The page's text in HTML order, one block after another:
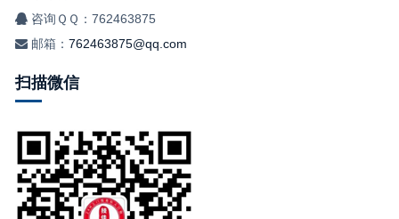
咨询ＱＱ：762463875
邮箱：762463875@qq.com
扫描微信